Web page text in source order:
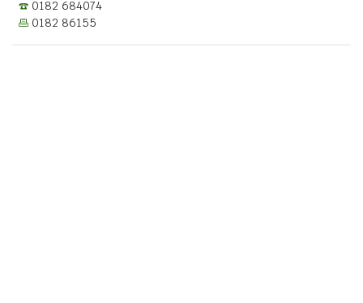
0182 684074
0182 86155